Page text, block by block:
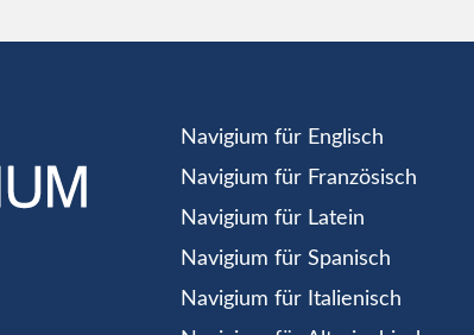
Navigium für Englisch
Navigium für Französisch
Navigium für Latein
Navigium für Spanisch
Navigium für Italienisch